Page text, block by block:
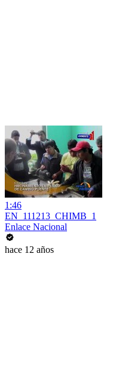
1:46
EN_111213_CHIMB_1
Enlace Nacional
hace 12 años